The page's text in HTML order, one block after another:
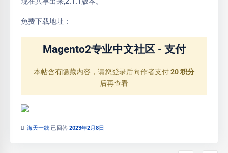
免费下载地址：
Magento2专业中文社区 - 支付
本帖含有隐藏内容，请您登录后向作者支付20 积分
后再查看
海天一线 已回答 2023年2月8日